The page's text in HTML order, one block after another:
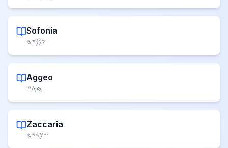
Sofonia
𐤑𐤐𐤍𐤉𐤄
Aggeo
𐤇𐤂𐤉
Zaccaria
𐤆𐤊𐤓𐤉𐤄